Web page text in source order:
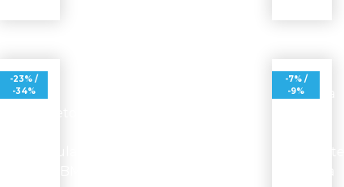
-23% /
-34%
-7% /
-9%